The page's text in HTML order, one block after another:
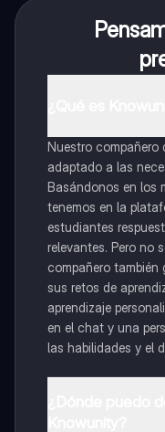
Nuestro compañero
adaptado a las
Basándonos en los
tenemos en la
estudiantes
relevantes. Pero no
compañero
sus retos de
aprendizaje
en el chat y una
las habilidades y el